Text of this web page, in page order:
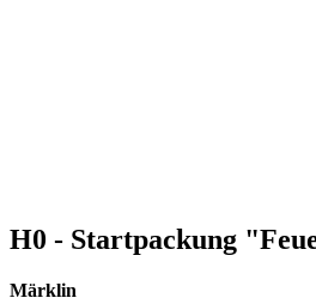
H0 - Startpackung
Märklin